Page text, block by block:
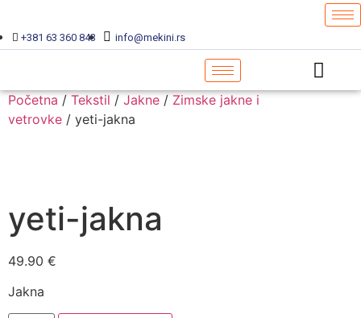
+381 63 360 843 info@mekini.rs
Početna / Tekstil / Jakne / Zimske jakne i
vetrovke / yeti-jakna
yeti-jakna
49.90 €
Jakna